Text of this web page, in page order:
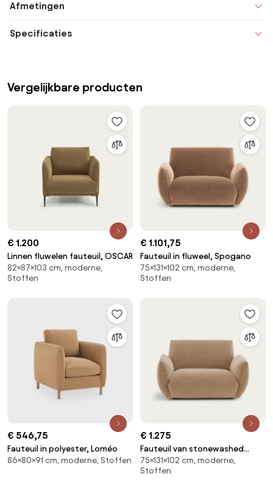
Afmetingen
Specificaties
Vergelijkbare producten
€ 1.200
Linnen fluwelen fauteuil, OSCAR
82×87×103 cm, moderne,
Stoffen
€ 1.101,75
Fauteuil in fluweel, Spogano
75×131×102 cm, moderne,
Stoffen
€ 546,75
Fauteuil in polyester, Loméo
86×80×91 cm, moderne, Stoffen
€ 1.275
Fauteuil van stonewashed
fluweel, SPOGANO
75×131×102 cm, moderne,
Stoffen